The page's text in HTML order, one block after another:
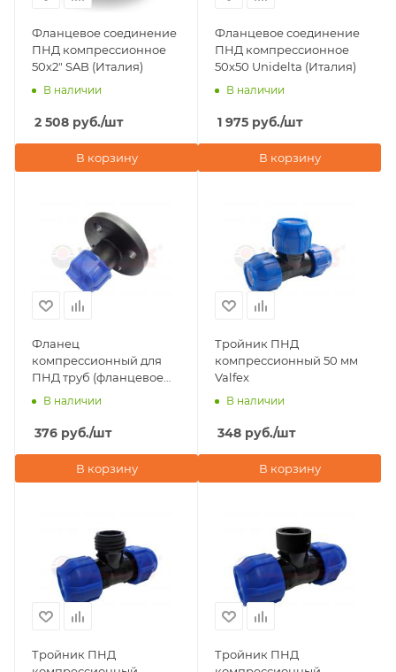
Фланцевое соединение
ПНД компрессионное
50х2" SAB (Италия)
В наличии
2 508 руб./шт
В корзину
Фланцевое соединение
ПНД компрессионное
50х50 Unidelta (Италия)
В наличии
1 975 руб./шт
В корзину
Фланец
компрессионный для
ПНД труб (фланцевое
соединение) 50х2" Valfex
В наличии
376 руб./шт
В корзину
Тройник ПНД
компрессионный 50 мм
Valfex
В наличии
348 руб./шт
В корзину
Тройник ПНД
Тройник ПНД